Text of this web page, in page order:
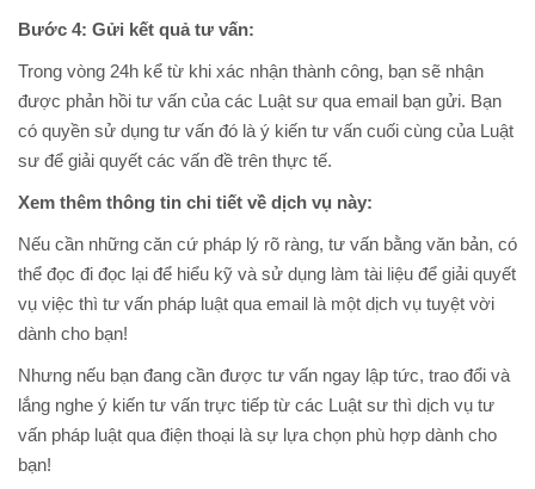
Bước 4: Gửi kết quả tư vấn:
Trong vòng 24h kể từ khi xác nhận thành công, bạn sẽ nhận
được phản hồi tư vấn của các Luật sư qua email bạn gửi. Bạn
có quyền sử dụng tư vấn đó là ý kiến tư vấn cuối cùng của Luật
sư để giải quyết các vấn đề trên thực tế.
Xem thêm thông tin chi tiết về dịch vụ này:
Nếu cần những căn cứ pháp lý rõ ràng, tư vấn bằng văn bản, có
thể đọc đi đọc lại để hiểu kỹ và sử dụng làm tài liệu để giải quyết
vụ việc thì tư vấn pháp luật qua email là một dịch vụ tuyệt vời
dành cho bạn!
Nhưng nếu bạn đang cần được tư vấn ngay lập tức, trao đổi và
lắng nghe ý kiến tư vấn trực tiếp từ các Luật sư thì dịch vụ tư
vấn pháp luật qua điện thoại là sự lựa chọn phù hợp dành cho
bạn!